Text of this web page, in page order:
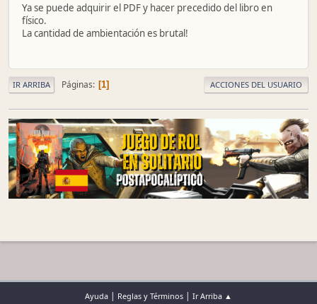
Ya se puede adquirir el PDF y hacer precedido del libro en
físico.
La cantidad de ambientación es brutal!
IR ARRIBA Páginas 1 ACCIONES DEL USUARIO
Ayuda | Reglas y Términos | Ir Arriba ▲